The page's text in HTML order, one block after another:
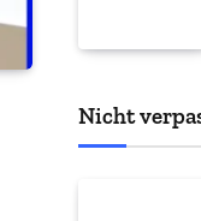
Nicht